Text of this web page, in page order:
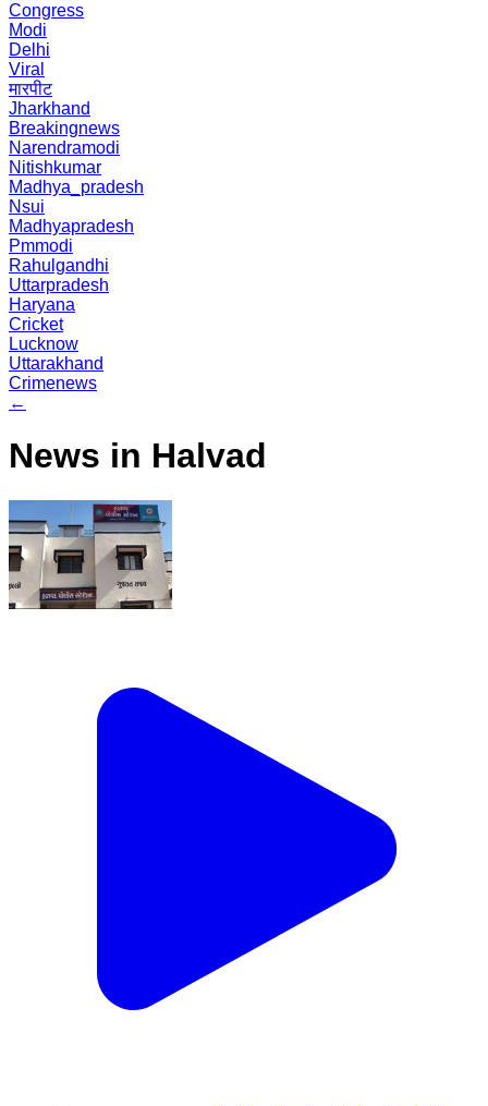
Congress
Modi
Delhi
Viral
मारपीट
Jharkhand
Breakingnews
Narendramodi
Nitishkumar
Madhya_pradesh
Nsui
Madhyapradesh
Pmmodi
Rahulgandhi
Uttarpradesh
Haryana
Cricket
Lucknow
Uttarakhand
Crimenews
←
News in Halvad